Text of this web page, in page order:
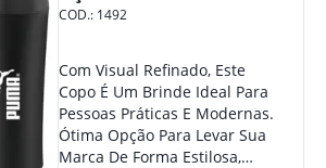
COD.: 1492
Com Visual Refinado, Este
Copo É Um Brinde Ideal Para
Pessoas Práticas E Modernas.
Ótima Opção Para Levar Sua
Marca De Forma Estilosa,